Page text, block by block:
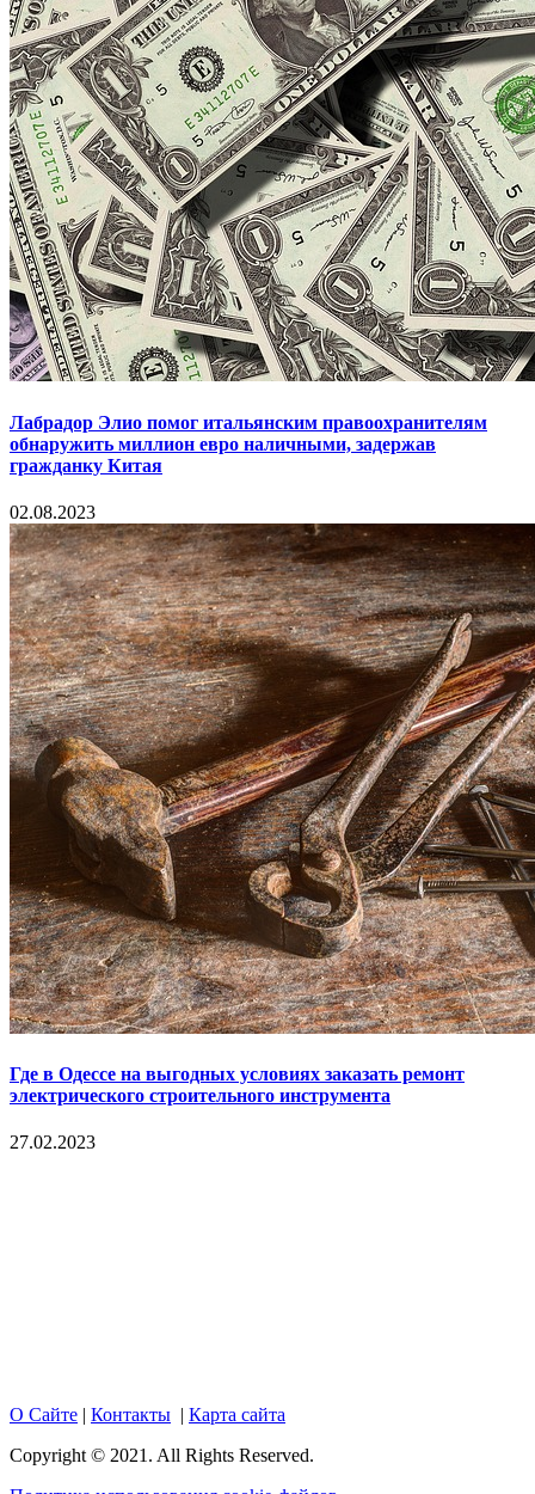
Лабрадор Элио помог итальянским правоохранителям
обнаружить миллион евро наличными, задержав
гражданку Китая
02.08.2023
Где в Одессе на выгодных условиях заказать ремонт
электрического строительного инструмента
27.02.2023
О Сайте | Контакты | Карта сайта
Copyright © 2021. All Rights Reserved.